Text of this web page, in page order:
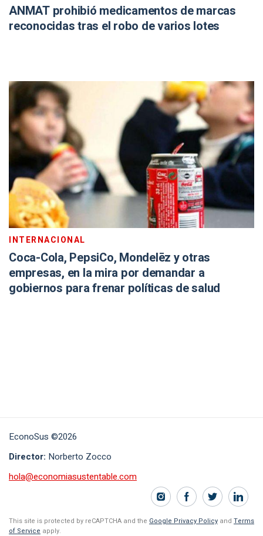
ANMAT prohibió medicamentos de marcas
reconocidas tras el robo de varios lotes
INTERNACIONAL
Coca-Cola, PepsiCo, Mondelēz y otras
empresas, en la mira por demandar a
gobiernos para frenar políticas de salud
EconoSus ©2026
Director: Norberto Zocco
hola@economiasustentable.com
This site is protected by reCAPTCHA and the Google Privacy Policy and Terms
of Service apply.